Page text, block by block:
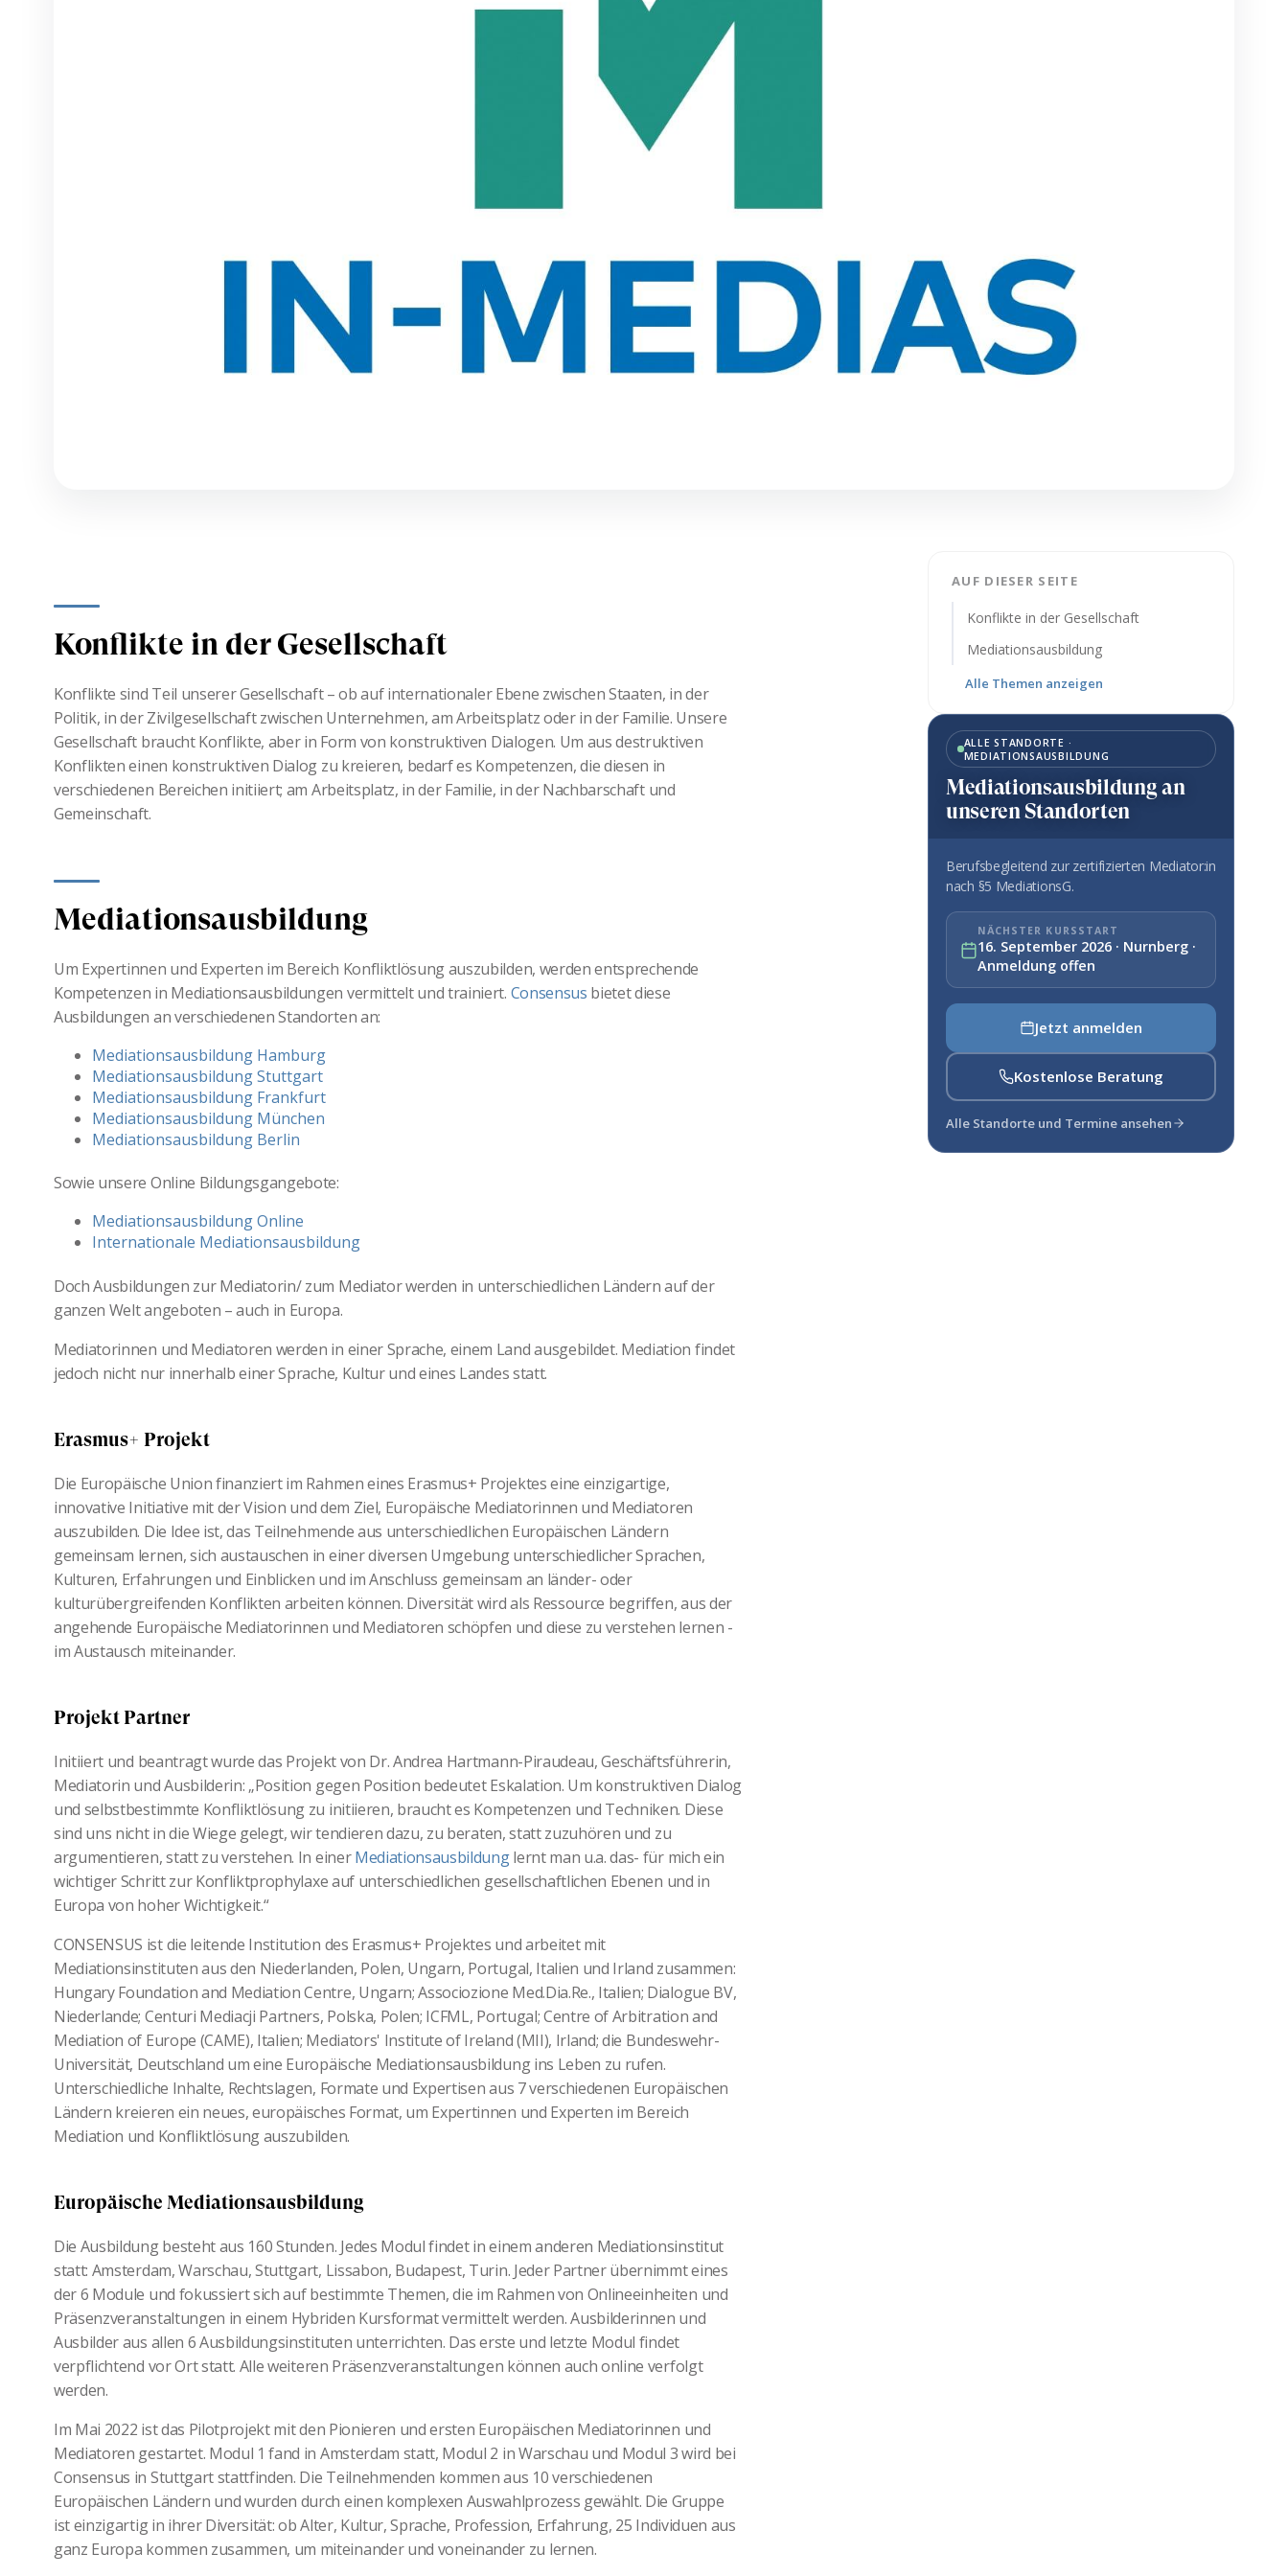
Konflikte in der Gesellschaft
Konflikte sind Teil unserer Gesellschaft – ob auf internationaler Ebene zwischen Staaten, in der
Politik, in der Zivilgesellschaft zwischen Unternehmen, am Arbeitsplatz oder in der Familie. Unsere
Gesellschaft braucht Konflikte, aber in Form von konstruktiven Dialogen. Um aus destruktiven
Konflikten einen konstruktiven Dialog zu kreieren, bedarf es Kompetenzen, die diesen in
verschiedenen Bereichen initiiert; am Arbeitsplatz, in der Familie, in der Nachbarschaft und
Gemeinschaft.
Mediationsausbildung
Um Expertinnen und Experten im Bereich Konfliktlösung auszubilden, werden entsprechende
Kompetenzen in Mediationsausbildungen vermittelt und trainiert. Consensus bietet diese
Ausbildungen an verschiedenen Standorten an:
Mediationsausbildung Hamburg
Mediationsausbildung Stuttgart
Mediationsausbildung Frankfurt
Mediationsausbildung München
Mediationsausbildung Berlin
Sowie unsere Online Bildungsgangebote:
Mediationsausbildung Online
Internationale Mediationsausbildung
Doch Ausbildungen zur Mediatorin/ zum Mediator werden in unterschiedlichen Ländern auf der
ganzen Welt angeboten – auch in Europa.
Mediatorinnen und Mediatoren werden in einer Sprache, einem Land ausgebildet. Mediation findet
jedoch nicht nur innerhalb einer Sprache, Kultur und eines Landes statt.
Erasmus+ Projekt
Die Europäische Union finanziert im Rahmen eines Erasmus+ Projektes eine einzigartige,
innovative Initiative mit der Vision und dem Ziel, Europäische Mediatorinnen und Mediatoren
auszubilden. Die Idee ist, das Teilnehmende aus unterschiedlichen Europäischen Ländern
gemeinsam lernen, sich austauschen in einer diversen Umgebung unterschiedlicher Sprachen,
Kulturen, Erfahrungen und Einblicken und im Anschluss gemeinsam an länder- oder
kulturübergreifenden Konflikten arbeiten können. Diversität wird als Ressource begriffen, aus der
angehende Europäische Mediatorinnen und Mediatoren schöpfen und diese zu verstehen lernen -
im Austausch miteinander.
Projekt Partner
Initiiert und beantragt wurde das Projekt von Dr. Andrea Hartmann-Piraudeau, Geschäftsführerin,
Mediatorin und Ausbilderin: „Position gegen Position bedeutet Eskalation. Um konstruktiven Dialog
und selbstbestimmte Konfliktlösung zu initiieren, braucht es Kompetenzen und Techniken. Diese
sind uns nicht in die Wiege gelegt, wir tendieren dazu, zu beraten, statt zuzuhören und zu
argumentieren, statt zu verstehen. In einerMediationsausbildunglernt man u.a. das- für mich ein
wichtiger Schritt zur Konfliktprophylaxe auf unterschiedlichen gesellschaftlichen Ebenen und in
Europa von hoher Wichtigkeit.“
CONSENSUS ist die leitende Institution des Erasmus+ Projektes und arbeitet mit
Mediationsinstituten aus den Niederlanden, Polen, Ungarn, Portugal, Italien und Irland zusammen:
Hungary Foundation and Mediation Centre, Ungarn; Associozione Med.Dia.Re., Italien; Dialogue BV,
Niederlande; Centuri Mediacji Partners, Polska, Polen; ICFML, Portugal; Centre of Arbitration and
Mediation of Europe (CAME), Italien; Mediators' Institute of Ireland (MII), Irland; die Bundeswehr-
Universität, Deutschland um eine Europäische Mediationsausbildung ins Leben zu rufen.
Unterschiedliche Inhalte, Rechtslagen, Formate und Expertisen aus 7 verschiedenen Europäischen
Ländern kreieren ein neues, europäisches Format, um Expertinnen und Experten im Bereich
Mediation und Konfliktlösung auszubilden.
Europäische Mediationsausbildung
Die Ausbildung besteht aus 160 Stunden. Jedes Modul findet in einem anderen Mediationsinstitut
statt: Amsterdam, Warschau, Stuttgart, Lissabon, Budapest, Turin. Jeder Partner übernimmt eines
der 6 Module und fokussiert sich auf bestimmte Themen, die im Rahmen von Onlineeinheiten und
Präsenzveranstaltungen in einem Hybriden Kursformat vermittelt werden. Ausbilderinnen und
Ausbilder aus allen 6 Ausbildungsinstituten unterrichten. Das erste und letzte Modul findet
verpflichtend vor Ort statt. Alle weiteren Präsenzveranstaltungen können auch online verfolgt
werden.
Im Mai 2022 ist das Pilotprojekt mit den Pionieren und ersten Europäischen Mediatorinnen und
Mediatoren gestartet. Modul 1 fand in Amsterdam statt, Modul 2 in Warschau und Modul 3 wird bei
Consensus in Stuttgart stattfinden. Die Teilnehmenden kommen aus 10 verschiedenen
Europäischen Ländern und wurden durch einen komplexen Auswahlprozess gewählt. Die Gruppe
ist einzigartig in ihrer Diversität: ob Alter, Kultur, Sprache, Profession, Erfahrung, 25 Individuen aus
ganz Europa kommen zusammen, um miteinander und voneinander zu lernen.
AUF DIESER SEITE
Konflikte in der Gesellschaft
Mediationsausbildung
Alle Themen anzeigen
ALLE STANDORTE ·
MEDIATIONSAUSBILDUNG
Mediationsausbildung an
unseren Standorten
Berufsbegleitend zur zertifizierten Mediator:in
nach §5 MediationsG.
NÄCHSTER KURSSTART
16. September 2026 · Nurnberg ·
Anmeldung offen
Jetzt anmelden
Kostenlose Beratung
Alle Standorte und Termine ansehen